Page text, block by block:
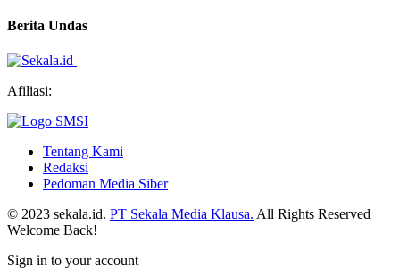
Berita Undas
Afiliasi:
Tentang Kami
Redaksi
Pedoman Media Siber
© 2023 sekala.id. PT Sekala Media Klausa. All Rights Reserved
Welcome Back!
Sign in to your account